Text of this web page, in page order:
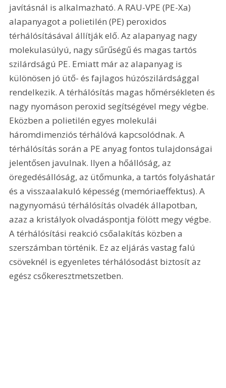
javításnál is alkalmazható. A RAU-VPE (PE-Xa)
alapanyagot a polietilén (PE) peroxidos
térhálósításával állítják elő. Az alapanyag nagy
molekulasúlyú, nagy sűrűségű és magas tartós
szilárdságú PE. Emiatt már az alapanyag is
különösen jó ütő- és fajlagos húzószilárdsággal
rendelkezik. A térhálósítás magas hőmérsékleten és
nagy nyomáson peroxid segítségével megy végbe.
Eközben a polietilén egyes molekulái
háromdimenziós térhálóvá kapcsolódnak. A
térhálósítás során a PE anyag fontos tulajdonságai
jelentősen javulnak. Ilyen a hőállóság, az
öregedésállóság, az ütőmunka, a tartós folyáshatár
és a visszaalakuló képesség (memóriaeffektus). A
nagynyomású térhálósítás olvadék állapotban,
azaz a kristályok olvadáspontja fölött megy végbe.
A térhálósítási reakció csőalakítás közben a
szerszámban történik. Ez az eljárás vastag falú
csöveknél is egyenletes térhálósodást biztosít az
egész csőkeresztmetszetben.